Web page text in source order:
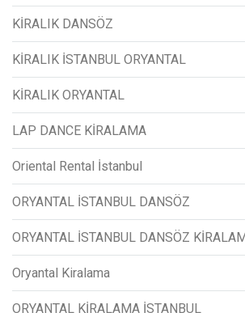
KİRALIK DANSÖZ
KİRALIK İSTANBUL ORYANTAL
KİRALIK ORYANTAL
LAP DANCE KİRALAMA
Oriental Rental İstanbul
ORYANTAL İSTANBUL DANSÖZ
ORYANTAL İSTANBUL DANSÖZ
Oryantal Kiralama
ORYANTAL KİRALAMA İSTANBUL